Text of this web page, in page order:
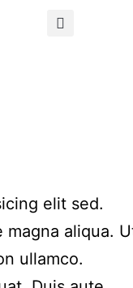
elit sed.
aliqua.
ullamco.